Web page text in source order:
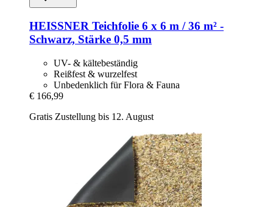
HEISSNER Teichfolie 6 x 6 m / 36 m² -​
Schwarz, Stärke 0,5 mm
UV- & kältebeständig
Reißfest & wurzelfest
Unbedenklich für Flora & Fauna
€ 166,99
Gratis Zustellung bis 12. August